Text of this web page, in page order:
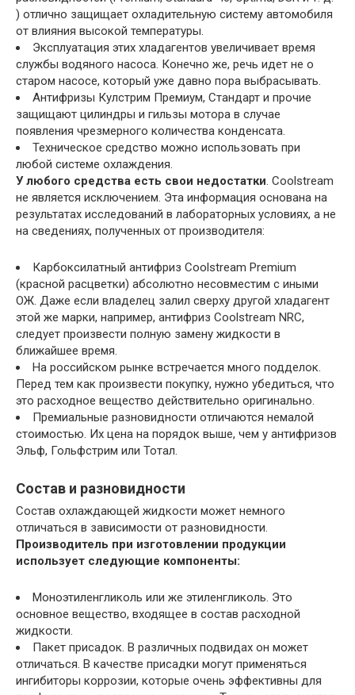
) отлично защищает охладительную систему автомобиля
от влияния высокой температуры.
Эксплуатация этих хладагентов увеличивает время
службы водяного насоса. Конечно же, речь идет не о
старом насосе, который уже давно пора выбрасывать.
Антифризы Кулстрим Премиум, Стандарт и прочие
защищают цилиндры и гильзы мотора в случае
появления чрезмерного количества конденсата.
Техническое средство можно использовать при
любой системе охлаждения.
У любого средства есть свои недостатки. Coolstream
не является исключением. Эта информация основана на
результатах исследований в лабораторных условиях, а не
на сведениях, полученных от производителя:
Карбоксилатный антифриз Coolstream Premium
(красной расцветки) абсолютно несовместим с иными
ОЖ. Даже если владелец залил сверху другой хладагент
этой же марки, например, антифриз Coolstream NRC,
следует произвести полную замену жидкости в
ближайшее время.
На российском рынке встречается много подделок.
Перед тем как произвести покупку, нужно убедиться, что
это расходное вещество действительно оригинально.
Премиальные разновидности отличаются немалой
стоимостью. Их цена на порядок выше, чем у антифризов
Эльф, Гольфстрим или Тотал.
Состав и разновидности
Состав охлаждающей жидкости может немного
отличаться в зависимости от разновидности.
Производитель при изготовлении продукции
использует следующие компоненты:
Моноэтиленгликоль или же этиленгликоль. Это
основное вещество, входящее в состав расходной
жидкости.
Пакет присадок. В различных подвидах он может
отличаться. В качестве присадки могут применяться
ингибиторы коррозии, которые очень эффективны для